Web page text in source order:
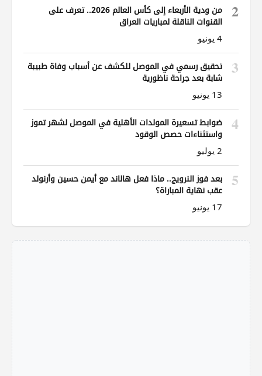
2
من ودية الأربعاء إلى كأس العالم 2026.. تعرف على
القنوات الناقلة لمباريات العراق
4 يونيو
3
تحقيق رسمي في الموصل للكشف عن أسباب وفاة طبيبة
شابة بعد جراحة ناظورية
13 يونيو
4
ضوابط تسعيرة المولدات الأهلية في الموصل لشهر تموز
واستثناءات حصص الوقود
2 يوليو
5
بعد فوز النرويج.. ماذا فعل هالاند مع أيمن حسين وأرنولد
عقب نهاية المباراة؟
17 يونيو